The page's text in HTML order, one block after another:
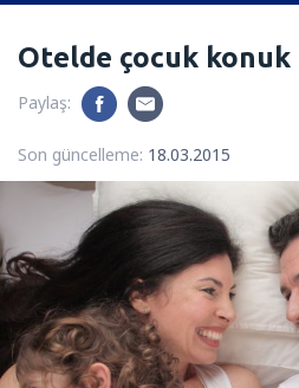
Otelde çocuk konuk
Paylaş:
Son güncelleme: 18.03.2015